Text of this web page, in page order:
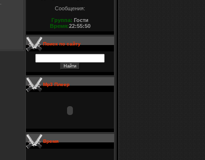
Сообщения:
Группа: Гости
Время:22:55:50
Поиск по сайту
Mp3 Плеер
Время